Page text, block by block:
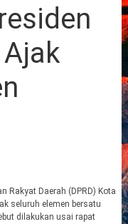
Rakyat Daerah (DPRD) Kota
seluruh elemen bersatu
dilakukan usai rapat